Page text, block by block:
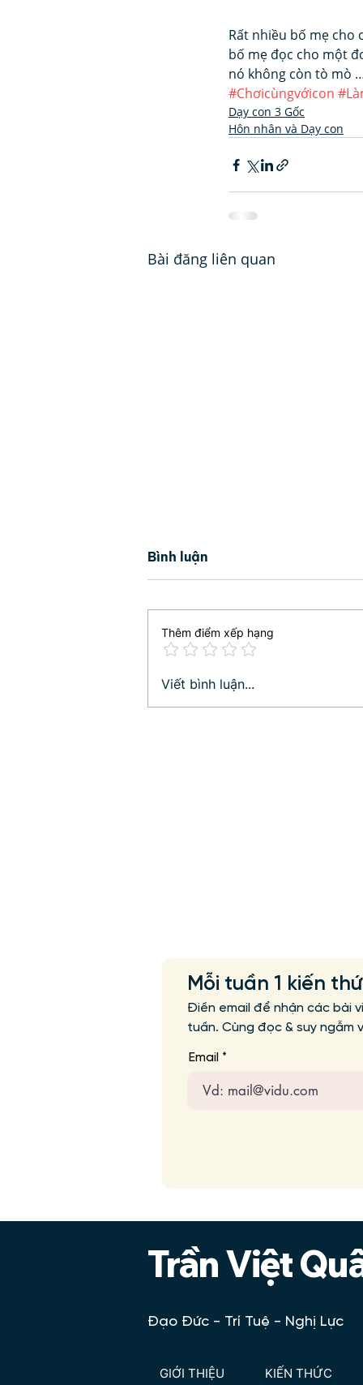
Rất nhiều bố mẹ
bố mẹ đọc cho một
nó không còn tò mò
#Chơicùngvớicon
Dạy con 3 Gốc
Hôn nhân và Dạy con
Bài đăng liên quan
4 bí quyết nuôi dạy con
đúng cách của những bậc
Bình luận
Thêm điểm xếp hạng
Viết bình luận...
Mỗi tuần 1 kiến
Điền email để nhận các bài
tuần. Cùng đọc & suy ngẫm
Email
Trần Việt
Đạo Đức - Trí Tuệ - Nghị Lực
GIỚI THIỆU KIẾN THỨC